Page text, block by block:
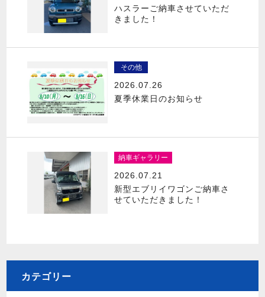
ハスラーご納車させていただ
きました！
その他
2026.07.26
夏季休業日のお知らせ
納車ギャラリー
2026.07.21
新型エブリイワゴンご納車さ
せていただきました！
カテゴリー